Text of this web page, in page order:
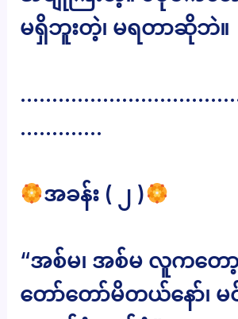
မရှိဘူးတဲ့၊ မရတာဆိုဘဲ။
………….
အခန်း ( ၂ )
“အစ်မ၊ အစ်မ လူကတေ
တော်တော်မိတယ်နော်၊ မ